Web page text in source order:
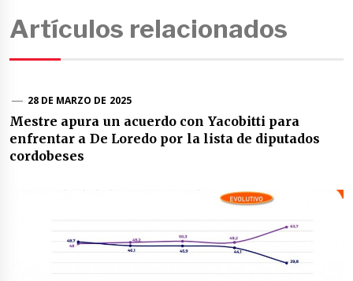
Artículos relacionados
28 DE MARZO DE 2025
Mestre apura un acuerdo con Yacobitti para
enfrentar a De Loredo por la lista de diputados
cordobeses